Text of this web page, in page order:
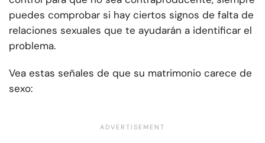
puedes comprobar si hay ciertos signos de falta de
relaciones sexuales que te ayudarán a identificar el
problema.
Vea estas señales de que su matrimonio carece de
sexo: